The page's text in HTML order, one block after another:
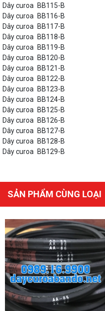
Dây curoa BB115-B
Dây curoa BB116-B
Dây curoa BB117-B
Dây curoa BB118-B
Dây curoa BB119-B
Dây curoa BB120-B
Dây curoa BB121-B
Dây curoa BB122-B
Dây curoa BB123-B
Dây curoa BB124-B
Dây curoa BB125-B
Dây curoa BB126-B
Dây curoa BB127-B
Dây curoa BB128-B
Dây curoa BB129-B
SẢN PHẨM CÙNG LOẠI